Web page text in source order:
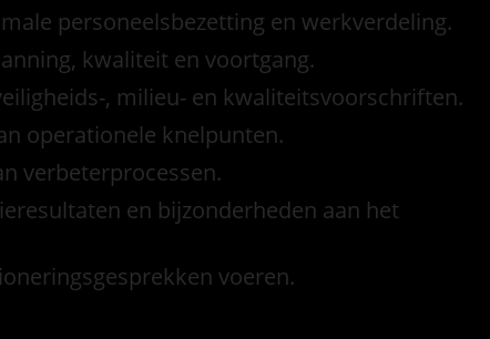
personeelsbezetting en werkverdeling.
kwaliteit en voortgang.
, milieu- en kwaliteitsvoorschriften.
operationele knelpunten.
verbeterprocessen.
en bijzonderheden aan het
voeren.